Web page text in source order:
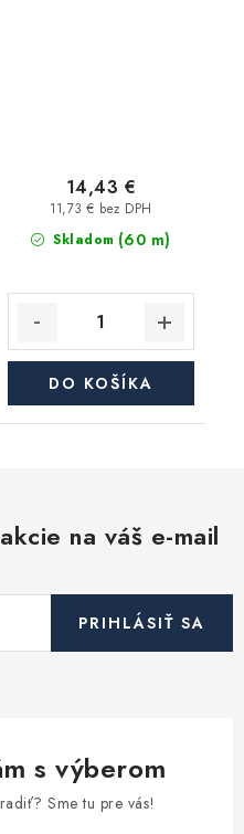
Skladom (60 m)
11,73 € bez DPH
14,43 €
DO KOŠÍKA
na váš e-mail
PRIHLÁSIŤ SA
s výberom
Sme tu pre vás!